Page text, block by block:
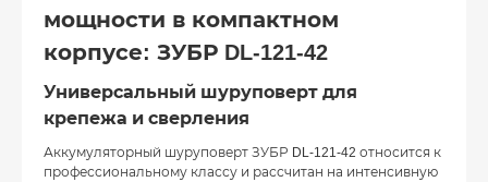
мощности в компактном
корпусе: ЗУБР DL-121-42
Универсальный шуруповерт для
крепежа и сверления
Аккумуляторный шуруповерт ЗУБР DL-121-42 относится к
профессиональному классу и рассчитан на интенсивную